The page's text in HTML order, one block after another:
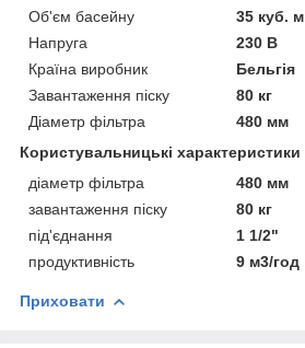
Об'єм басейну
35 куб. м
Напруга
230 В
Країна виробник
Бельгія
Завантаження піску
80 кг
Діаметр фільтра
480 мм
Користувальницькі характеристики
діаметр фільтра
480 мм
завантаження піску
80 кг
під'єднання
1 1/2"
продуктивність
9 м3/год
Приховати